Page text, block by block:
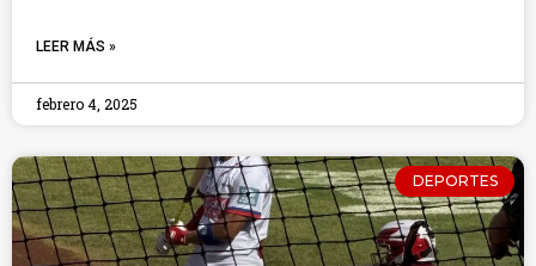
LEER MÁS »
febrero 4, 2025
DEPORTES